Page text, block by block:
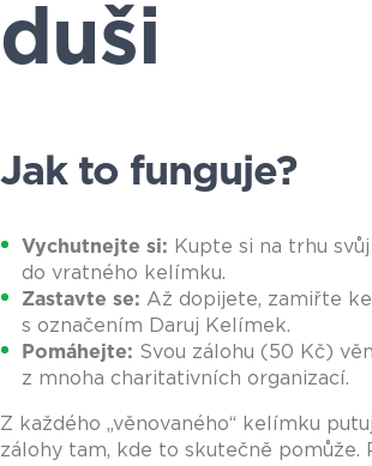
duši
Jak to funguje?
Vychutnejte si: Kupte si na trhu
do vratného kelímku.
Zastavte se: Až dopijete, zamiřte
s označením Daruj Kelímek.
Pomáhejte: Svou zálohu (50 Kč)
z mnoha charitativních organizací.
Z každého „věnovaného“ kelímku
zálohy tam, kde to skutečně pomůže.